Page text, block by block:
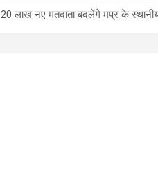
20 लाख नए मतदाता बदलेंगे मप्र के